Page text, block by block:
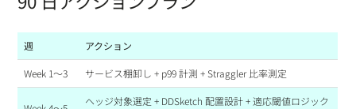
週 アクション
Week 1〜3 サービス棚卸し + p99 計測 + Straggler 比率測定
ヘッジ対象選定 + DDSketch 配置設計 + 適応閾値ロジック